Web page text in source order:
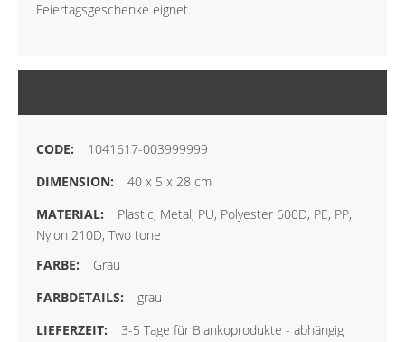
Feiertagsgeschenke eignet.
1041617-003999999
40 x 5 x 28 cm
Plastic, Metal, PU, Polyester 600D, PE, PP,
Nylon 210D, Two tone
Grau
grau
3-5 Tage für Blankoprodukte - abhängig